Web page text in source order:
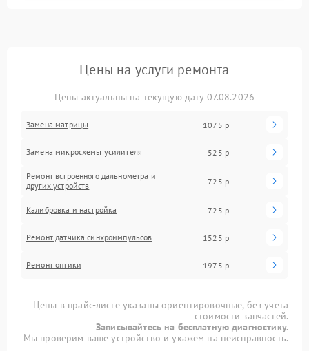
Цены на услуги ремонта
Цены актуальны на текущую дату 07.08.2026
Замена матрицы 1075 р
Замена микросхемы усилителя 525 р
Ремонт встроенного дальнометра и
других устройств
725 р
Калибровка и настройка 725 р
Ремонт датчика синхроимпульсов 1525 р
Ремонт оптики 1975 р
Цены в прайс-листе указаны ориентировочные, без учета
стоимости запчастей.
Записывайтесь на бесплатную диагностику.
Мы проверим ваше устройство и укажем на неисправность.